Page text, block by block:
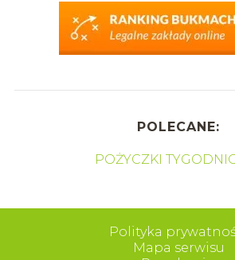
POLECANE:
POŻYCZKI
Polityka
Mapa serwisu